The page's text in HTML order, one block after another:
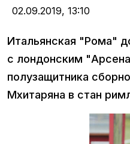
02.09.2019, 13:10
Итальянская "Рома"
с лондонским
полузащитника
Мхитаряна в стан